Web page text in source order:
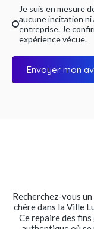
Je suis en mesure
aucune incitation
entreprise. Je
expérience vécue.
Envoyer mon
Recherchez-vous
chère dans la Ville
Ce repaire des